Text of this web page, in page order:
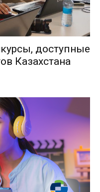
доступные
Казахстана